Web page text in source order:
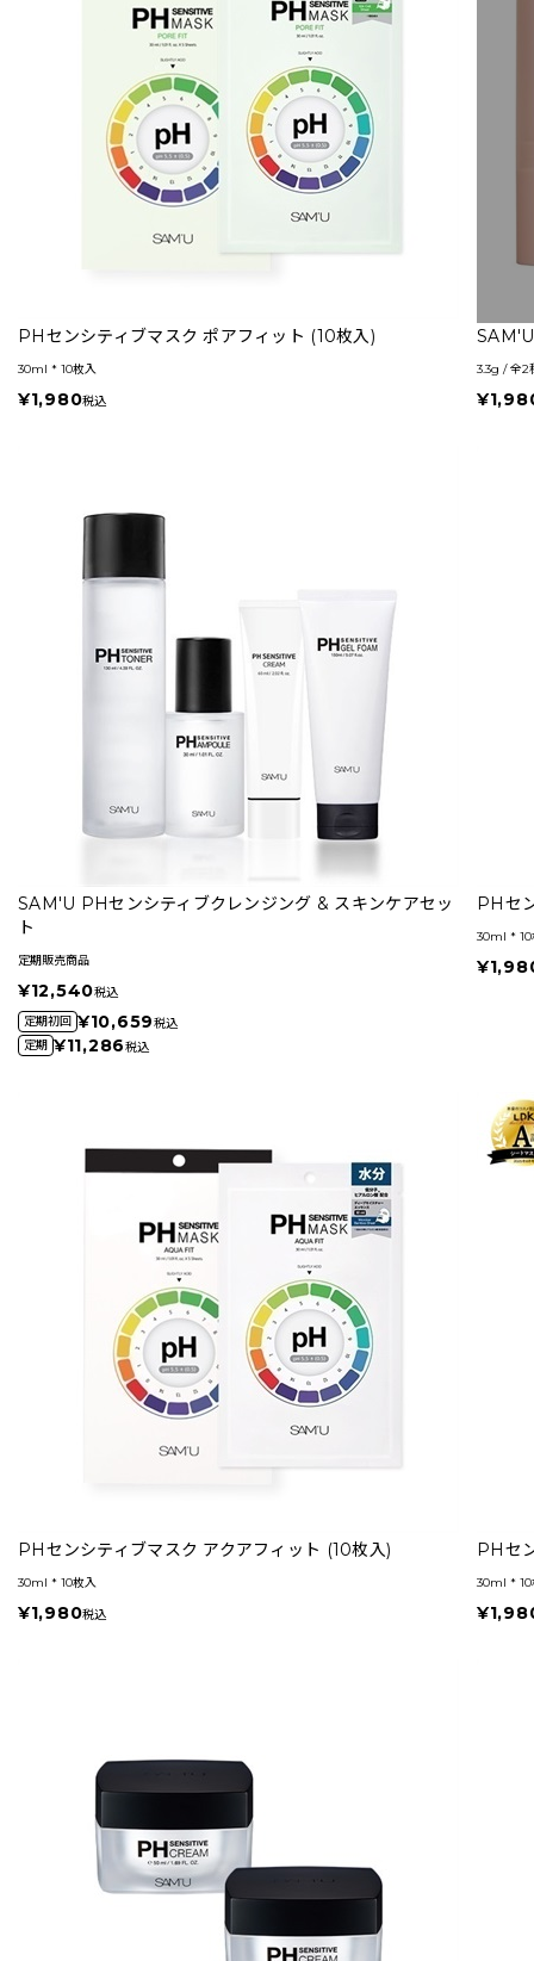
PHセンシティブマスク ポアフィット (10枚入)
30ml * 10枚入
¥1,980税込
3.3g / 全2
SAM'U PHセンシティブクレンジング & スキンケアセッ
ト
定期販売商品
¥12,540税込
定期初回 ¥10,659税込
定期 ¥11,286税込
PHセ
30ml * 10
PHセンシティブマスク アクアフィット (10枚入)
30ml * 10枚入
¥1,980税込
PHセ
30ml * 10